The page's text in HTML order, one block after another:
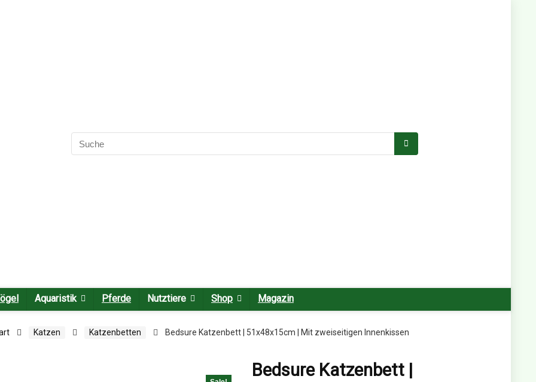
Aquaristik Pferde Nutztiere Shop Magazin
Katzen Katzenbetten Bedsure Katzenbett | 51x48x15cm | Mit zweiseitigen Innenkissen
Bedsure Katzenbett |